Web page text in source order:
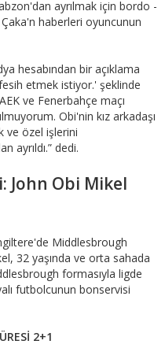
ayrılmak için bordo -
haberleri oyuncunun
hesabından bir açıklama
etmek istiyor.' şeklinde
ve Fenerbahçe maçı
Obi'nin kız arkadaşı
ve özel işlerini
ayrıldı.” dedi.
John Obi Mikel
Middlesbrough
32 yaşında ve orta sahada
formasıyla ligde
futbolcunun bonservisi
2+1